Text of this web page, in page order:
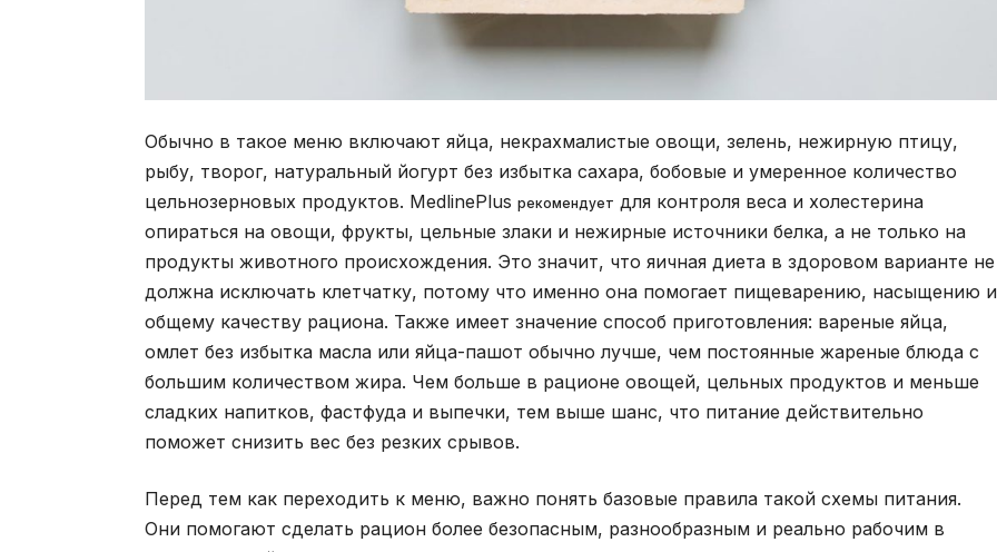
Обычно в такое меню включают яйца, некрахмалистые овощи, зелень, нежирную птицу,
рыбу, творог, натуральный йогурт без избытка сахара, бобовые и умеренное количество
цельнозерновых продуктов. MedlinePlus рекомендует для контроля веса и холестерина
опираться на овощи, фрукты, цельные злаки и нежирные источники белка, а не только на
продукты животного происхождения. Это значит, что яичная диета в здоровом варианте не
должна исключать клетчатку, потому что именно она помогает пищеварению, насыщению и
общему качеству рациона. Также имеет значение способ приготовления: вареные яйца,
омлет без избытка масла или яйца-пашот обычно лучше, чем постоянные жареные блюда с
большим количеством жира. Чем больше в рационе овощей, цельных продуктов и меньше
сладких напитков, фастфуда и выпечки, тем выше шанс, что питание действительно
поможет снизить вес без резких срывов.
Перед тем как переходить к меню, важно понять базовые правила такой схемы питания.
Они помогают сделать рацион более безопасным, разнообразным и реально рабочим в